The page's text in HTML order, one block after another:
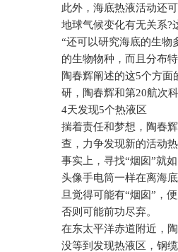
此外，海底热液活动还
地球气候变化有无关系?
“还可以研究海底的生物
的生物物种，而且分布
陶春辉阐述的这5个方面
研，陶春辉和第20航次
4天发现5个热液区
揣着责任和梦想，陶春
查，力争发现新的活动
事实上，寻找“烟囱”就
头像手电筒一样在离海底
旦觉得可能有“烟囱”，
否则可能前功尽弃。
在东太平洋赤道附近，
没等到发现热液区，钢